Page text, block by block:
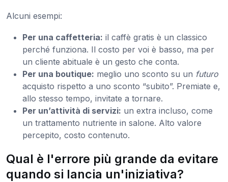
Alcuni esempi:
Per una caffetteria: il caffè gratis è un classico
perché funziona. Il costo per voi è basso, ma per
un cliente abituale è un gesto che conta.
Per una boutique: meglio uno sconto su un futuro
acquisto rispetto a uno sconto “subito”. Premiate e,
allo stesso tempo, invitate a tornare.
Per un’attività di servizi: un extra incluso, come
un trattamento nutriente in salone. Alto valore
percepito, costo contenuto.
Qual è l'errore più grande da evitare
quando si lancia un'iniziativa?